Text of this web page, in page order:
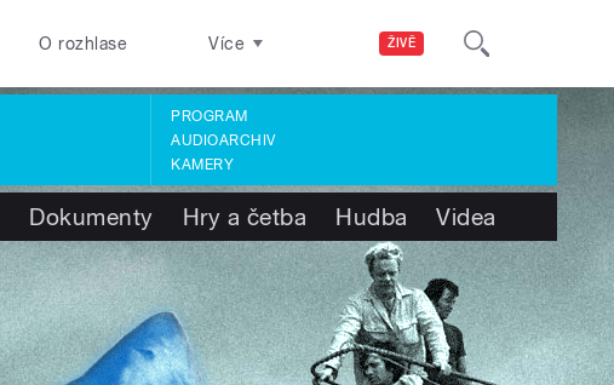
ŽIVĚ
O rozhlase Více
PROGRAM
AUDIOARCHIV
KAMERY
Dokumenty Hry a četba Hudba Videa